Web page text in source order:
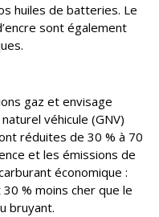
huiles de batteries. Le
sont également
gaz et envisage
véhicule (GNV)
réduites de 30 % à 70
et les émissions de
économique :
% moins cher que le
bruyant.